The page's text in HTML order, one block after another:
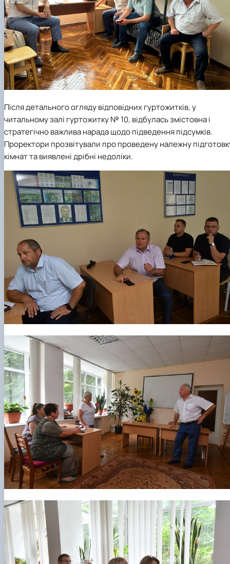
Після детального огляду відповідних гуртожитків, у
читальному залі гуртожитку № 10, відбулась змістовна і
стратегічно важлива нарада щодо підведення підсумків.
Проректори прозвітували про проведену належну
кімнат та виявлені дрібні недоліки.